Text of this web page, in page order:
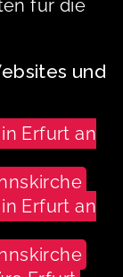
für die
und
Erfurt an
Erfurt an